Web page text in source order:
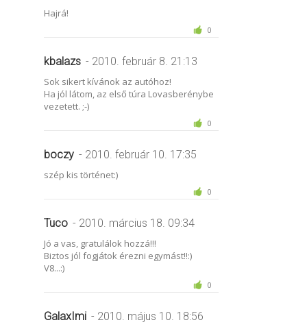
Hajrá!
0
kbalazs - 2010. február 8. 21:13
Sok sikert kívánok az autóhoz!
Ha jól látom, az első túra Lovasberénybe
vezetett. ;-)
0
boczy - 2010. február 10. 17:35
szép kis történet:)
0
Tuco - 2010. március 18. 09:34
Jó a vas, gratulálok hozzá!!!
Biztos jól fogjátok érezni egymást!!:)
V8...:)
0
GalaxImi - 2010. május 10. 18:56